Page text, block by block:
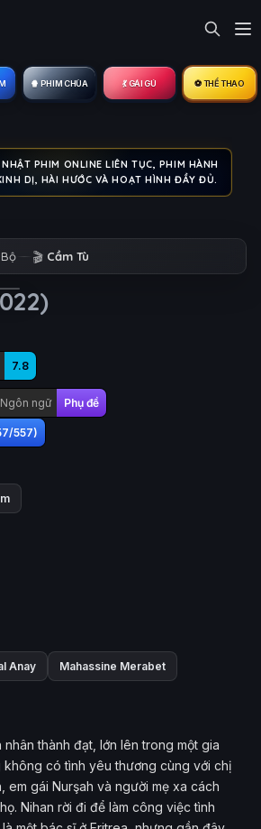
🍿 PHIM CHÙA 💃 GÁI GÚ ⚽ THỂ THAO
NHẬT PHIM ONLINE LIÊN TỤC, PHIM HÀNH
DỊ, HÀI HƯỚC VÀ HOẠT HÌNH ĐẦY ĐỦ.
🎬 Cầm Tù
7.8
Ngôn ngữ Phụ đề
557)
Anay Mahassine Merabet
nhân thành đạt, lớn lên trong một gia
có tình yêu thương cùng với chị
em gái Nurşah và người mẹ xa cách
Nihan rời đi để làm công việc tình